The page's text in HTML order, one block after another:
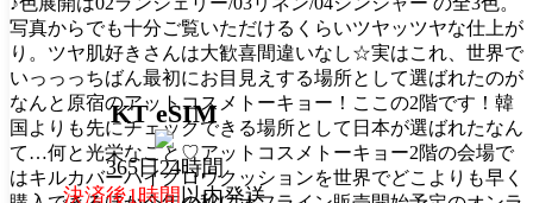
KT eSIM
365日24時間
決済後1時間以内発送
写真からでも十分ご覧いただけるくらいツヤッツヤな仕上が
り。ツヤ肌好きさんは大歓喜間違いなし☆実はこれ、世界で
いっっっちばん最初にお目見えする場所として選ばれたのが
なんと原宿のアットコスメトーキョー！ここの2階です！韓
国よりも先にチェックできる場所として日本が選ばれたなん
て…何と光栄なこと♡アットコスメトーキョー2階の会場で
はキルカバーハイグロウクッションを世界でどこよりも早く